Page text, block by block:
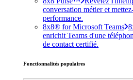
conversation métier et
performance.
8x8® for Microsoft Teams
enrichit Teams d'une
de contact certifié.
Fonctionnalités populaires